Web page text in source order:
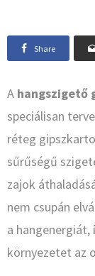
Share
A hangszigető
speciálisan
réteg
sűrűségű
zajok
nem csupán
a
környezetet az